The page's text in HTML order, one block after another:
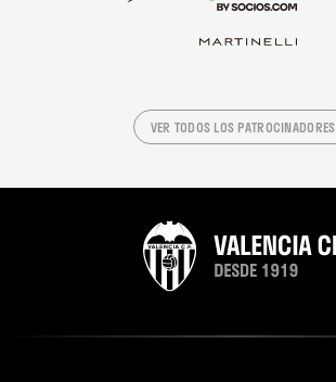
VER TODOS LOS PATROCINADORES